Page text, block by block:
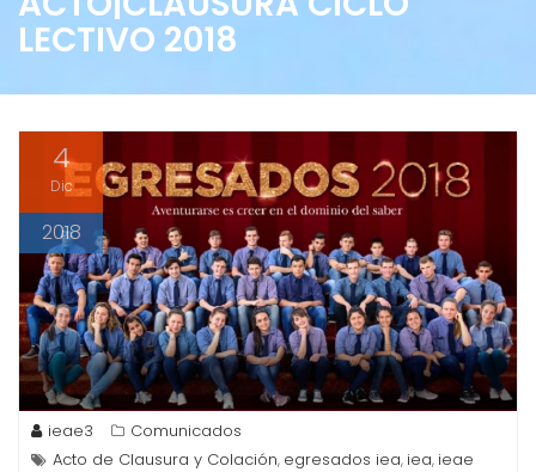
LECTIVO 2018
4
Dic
2018
ieae3
Comunicados
Acto de Clausura y Colación, egresados iea, iea, ieae